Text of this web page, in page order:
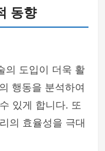
동향
의 도입이 더욱 활
행동을 분석하여
있게 합니다. 또
의 효율성을 극대